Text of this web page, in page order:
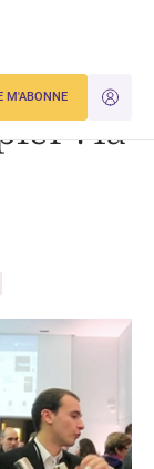
JE
M'ABONNE
: la